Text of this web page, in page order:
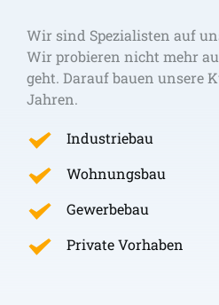
Wir sind Spezialisten auf
Wir probieren nicht mehr
geht. Darauf bauen unsere
Jahren.
Industriebau
Wohnungsbau
Gewerbebau
Private Vorhaben